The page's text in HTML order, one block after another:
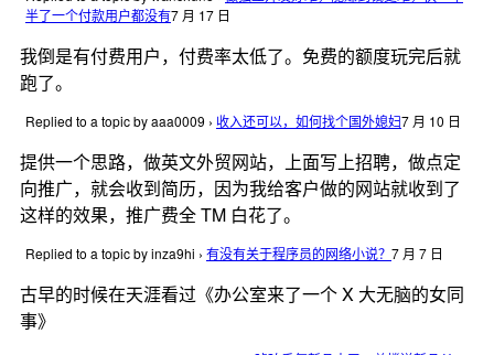
半了一个付款用户都没有7 月 17 日
我倒是有付费用户，付费率太低了。免费的额度玩完后就
跑了。
Replied to a topic by aaa0009 › 收入还可以，如何找个国外媳妇7 月 10 日
提供一个思路，做英文外贸网站，上面写上招聘，做点定
向推广，就会收到简历，因为我给客户做的网站就收到了
这样的效果，推广费全 TM 白花了。
Replied to a topic by inza9hi › 有没有关于程序员的网络小说？ 7 月 7 日
古早的时候在天涯看过《办公室来了一个 X 大无脑的女同
事》